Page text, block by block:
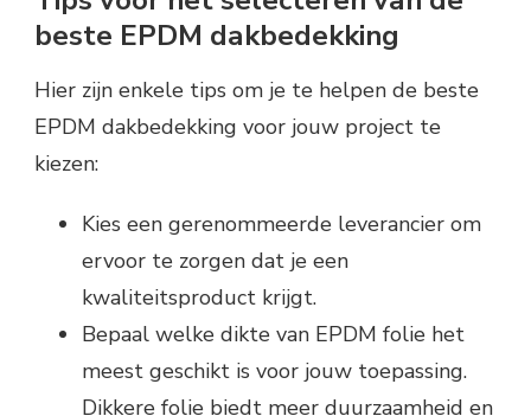
beste EPDM dakbedekking
Hier zijn enkele tips om je te helpen de beste
EPDM dakbedekking voor jouw project te
kiezen:
Kies een gerenommeerde leverancier om
ervoor te zorgen dat je een
kwaliteitsproduct krijgt.
Bepaal welke dikte van EPDM folie het
meest geschikt is voor jouw toepassing.
Dikkere folie biedt meer duurzaamheid en